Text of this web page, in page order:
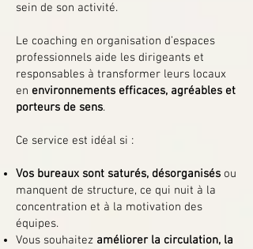
sein de son activité.
Le coaching en organisation d’espaces
professionnels aide les dirigeants et
responsables à transformer leurs locaux
en environnements efficaces, agréables et
porteurs de sens.
Ce service est idéal si :
Vos bureaux sont saturés, désorganisés ou
manquent de structure, ce qui nuit à la
concentration et à la motivation des
équipes.
Vous souhaitez améliorer la circulation, la